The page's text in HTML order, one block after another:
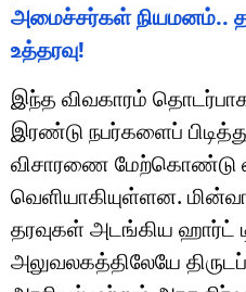
அமைச்சர்கள் நியமனம்..
உத்தரவு!
இந்த விவகாரம்
இரண்டு நபர்களைப்
விசாரணை மேற்கொண்டு
வெளியாகியுள்ளன.
தரவுகள் அடங்கிய
அலுவலகத்திலேயே